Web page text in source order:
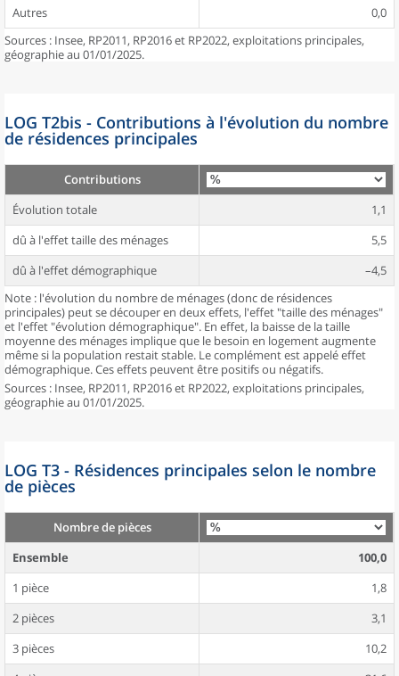
Autres
0,0
Sources : Insee, RP2011, RP2016 et RP2022, exploitations principales,
géographie au 01/01/2025.
LOG T2bis - Contributions à l'évolution du nombre
de résidences principales
Contributions
Évolution totale
1,1
dû à l'effet taille des ménages
5,5
dû à l'effet démographique
–4,5
Note : l'évolution du nombre de ménages (donc de résidences
principales) peut se découper en deux effets, l'effet "taille des ménages"
et l'effet "évolution démographique". En effet, la baisse de la taille
moyenne des ménages implique que le besoin en logement augmente
même si la population restait stable. Le complément est appelé effet
démographique. Ces effets peuvent être positifs ou négatifs.
Sources : Insee, RP2011, RP2016 et RP2022, exploitations principales,
géographie au 01/01/2025.
LOG T3 - Résidences principales selon le nombre
de pièces
Nombre de pièces
Ensemble
100,0
1 pièce
1,8
2 pièces
3,1
3 pièces
10,2